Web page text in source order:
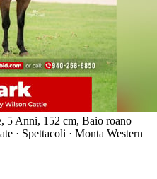
5 Anni, 152 cm, Baio roano
· Spettacoli · Monta Western